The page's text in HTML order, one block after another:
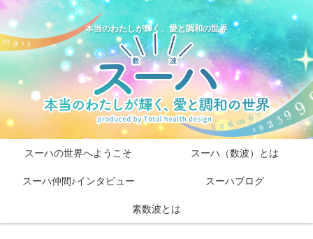
本当のわたしが輝く、愛と調和の世界
スーハの世界へようこそ スーハ（数波）とは
スーハ仲間♪インタビュー スーハブログ
素数波とは